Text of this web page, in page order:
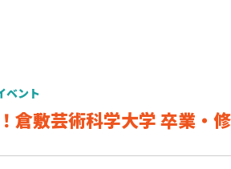
ベント
倉敷芸術科学大学 卒業・